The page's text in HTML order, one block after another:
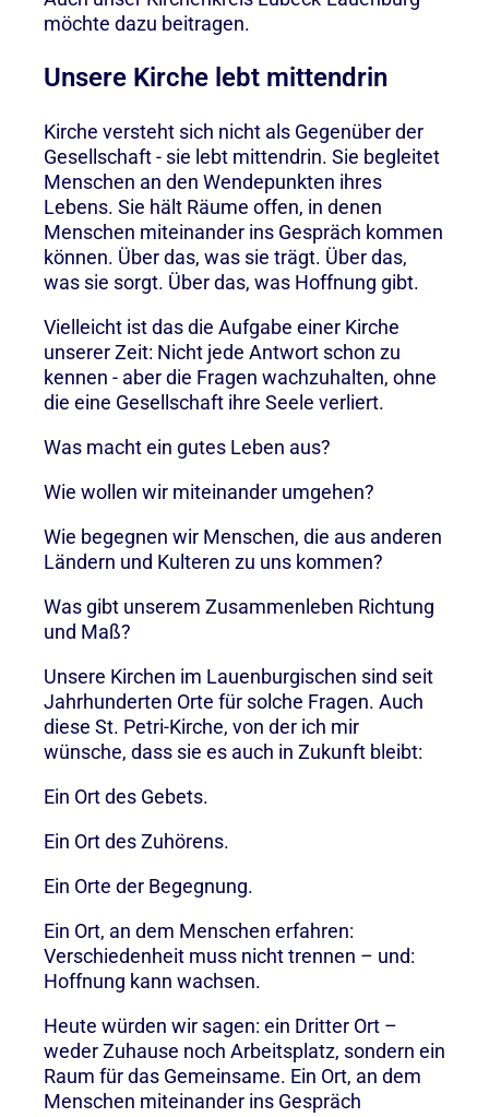
möchte dazu beitragen.
Unsere Kirche lebt mittendrin
Kirche versteht sich nicht als Gegenüber der
Gesellschaft - sie lebt mittendrin. Sie begleitet
Menschen an den Wendepunkten ihres
Lebens. Sie hält Räume offen, in denen
Menschen miteinander ins Gespräch kommen
können. Über das, was sie trägt. Über das,
was sie sorgt. Über das, was Hoffnung gibt.
Vielleicht ist das die Aufgabe einer Kirche
unserer Zeit: Nicht jede Antwort schon zu
kennen - aber die Fragen wachzuhalten, ohne
die eine Gesellschaft ihre Seele verliert.
Was macht ein gutes Leben aus?
Wie wollen wir miteinander umgehen?
Wie begegnen wir Menschen, die aus anderen
Ländern und Kulteren zu uns kommen?
Was gibt unserem Zusammenleben Richtung
und Maß?
Unsere Kirchen im Lauenburgischen sind seit
Jahrhunderten Orte für solche Fragen. Auch
diese St. Petri-Kirche, von der ich mir
wünsche, dass sie es auch in Zukunft bleibt:
Ein Ort des Gebets.
Ein Ort des Zuhörens.
Ein Orte der Begegnung.
Ein Ort, an dem Menschen erfahren:
Verschiedenheit muss nicht trennen – und:
Hoffnung kann wachsen.
Heute würden wir sagen: ein Dritter Ort –
weder Zuhause noch Arbeitsplatz, sondern ein
Raum für das Gemeinsame. Ein Ort, an dem
Menschen miteinander ins Gespräch